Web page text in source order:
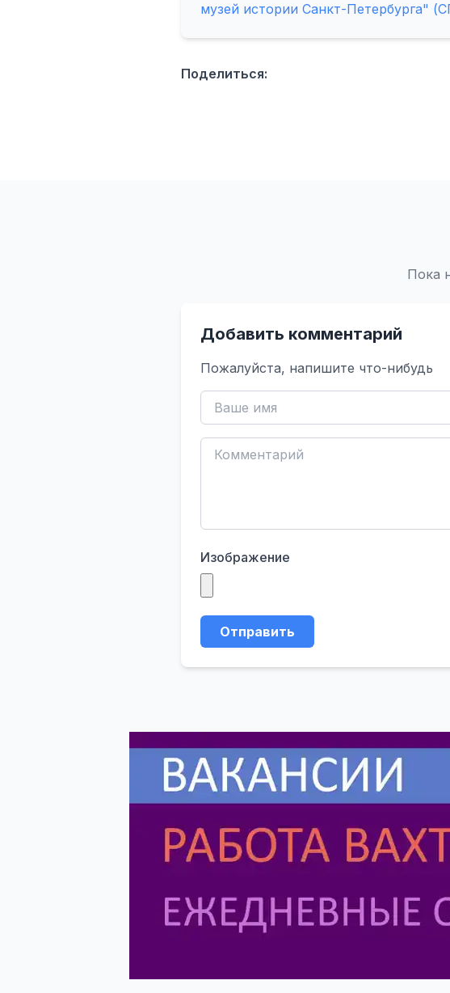
музей истории Санкт-Петербурга"
Поделиться:
Пока
Добавить комментарий
Пожалуйста, напишите что-нибудь
Изображение
Отправить